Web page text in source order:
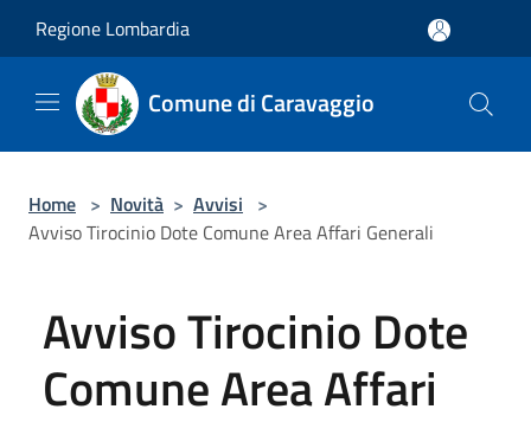
Regione Lombardia
Comune di Caravaggio
Home > Novità > Avvisi >
Avviso Tirocinio Dote Comune Area Affari Generali
Avviso Tirocinio Dote
Comune Area Affari